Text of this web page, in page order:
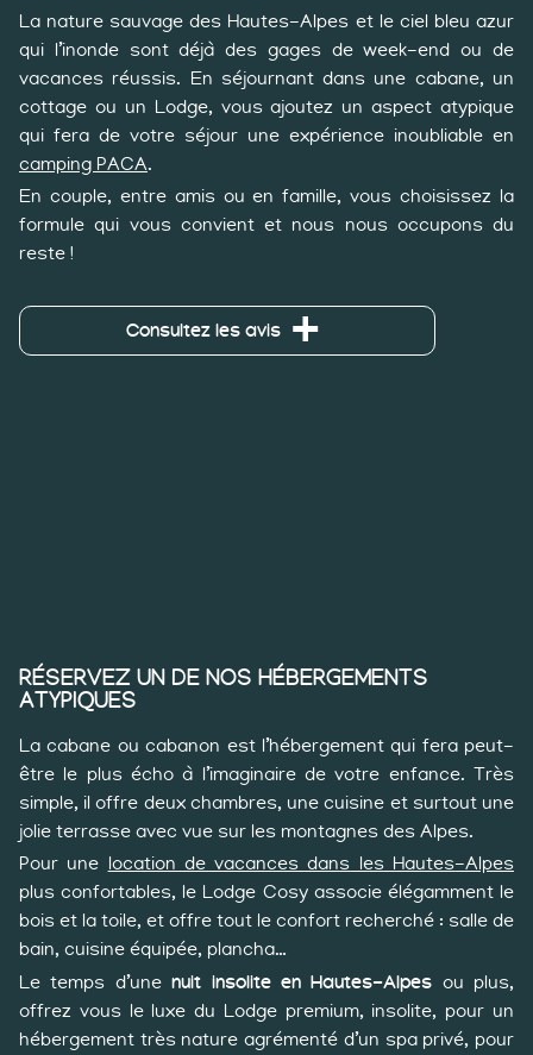
La nature sauvage des Hautes-Alpes et le ciel bleu azur
qui l’inonde sont déjà des gages de week-end ou de
vacances réussis. En séjournant dans une cabane, un
cottage ou un Lodge, vous ajoutez un aspect atypique
qui fera de votre séjour une expérience inoubliable en
camping PACA.
En couple, entre amis ou en famille, vous choisissez la
formule qui vous convient et nous nous occupons du
reste !
Consultez les avis
RÉSERVEZ UN DE NOS HÉBERGEMENTS
ATYPIQUES
La cabane ou cabanon est l’hébergement qui fera peut-
être le plus écho à l’imaginaire de votre enfance. Très
simple, il offre deux chambres, une cuisine et surtout une
jolie terrasse avec vue sur les montagnes des Alpes.
Pour une location de vacances dans les Hautes-Alpes
plus confortables, le Lodge Cosy associe élégamment le
bois et la toile, et offre tout le confort recherché : salle de
bain, cuisine équipée, plancha…
Le temps d’unenuit insolite en Hautes-Alpes ou plus,
offrez vous le luxe du Lodge premium, insolite, pour un
hébergement très nature agrémenté d’un spa privé, pour